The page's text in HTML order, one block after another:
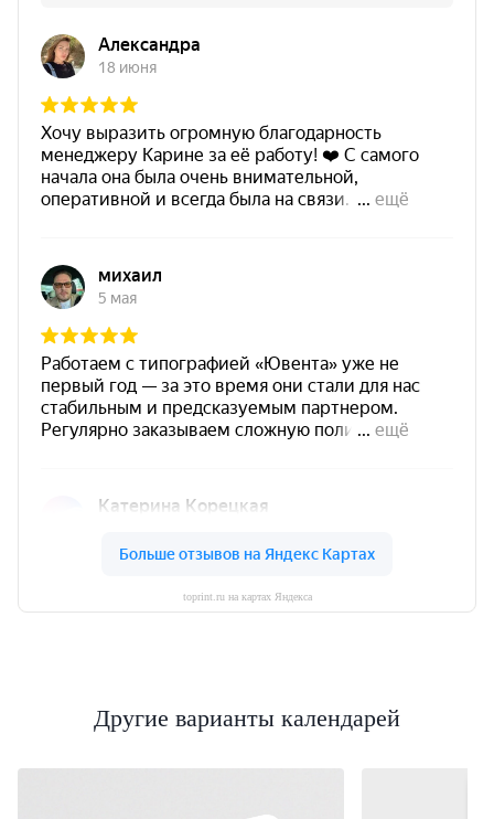
toprint.ru на картах Яндекса
Другие варианты календарей